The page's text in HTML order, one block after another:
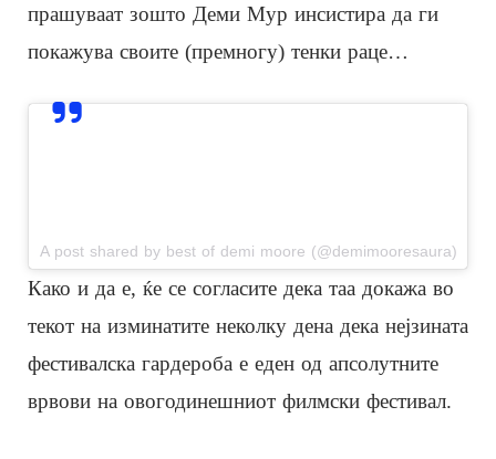
прашуваат зошто Деми Мур инсистира да ги
покажува своите (премногу) тенки раце…
A post shared by best of demi moore (@demimooresaura)
Како и да е, ќе се согласите дека таа докажа во
текот на изминатите неколку дена дека нејзината
фестивалска гардероба е еден од апсолутните
врвови на овогодинешниот филмски фестивал.